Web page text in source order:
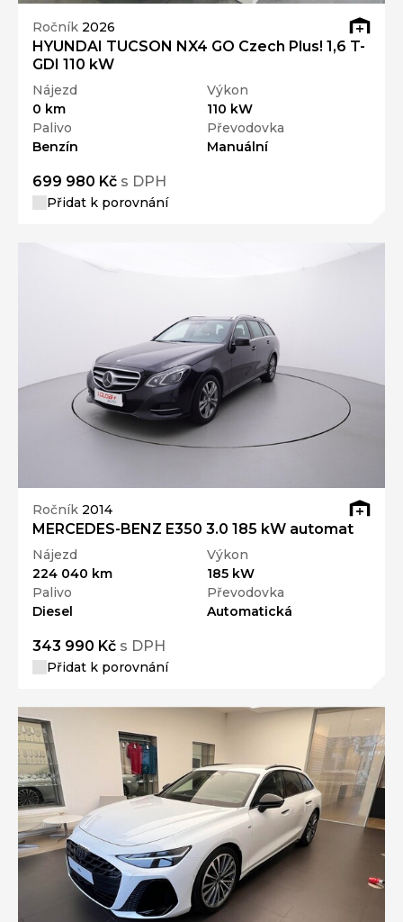
Ročník 2026
HYUNDAI TUCSON NX4 GO Czech Plus! 1,6 T-
GDI 110 kW
Nájezd
0 km
Výkon
110 kW
Palivo
Benzín
Převodovka
Manuální
699 980 Kč s DPH
Přidat k porovnání
Ročník 2014
MERCEDES-BENZ E350 3.0 185 kW automat
Nájezd
224 040 km
Výkon
185 kW
Palivo
Diesel
Převodovka
Automatická
343 990 Kč s DPH
Přidat k porovnání